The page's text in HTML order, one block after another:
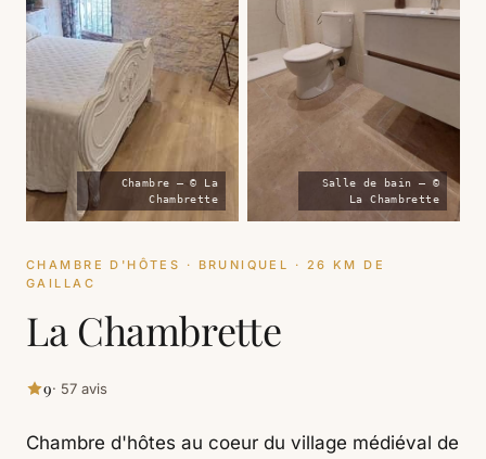
Chambre — © La
Chambrette
Salle de bain — ©
La Chambrette
CHAMBRE D'HÔTES · BRUNIQUEL · 26 KM DE
GAILLAC
La Chambrette
9· 57 avis
Chambre d'hôtes au coeur du village médiéval de